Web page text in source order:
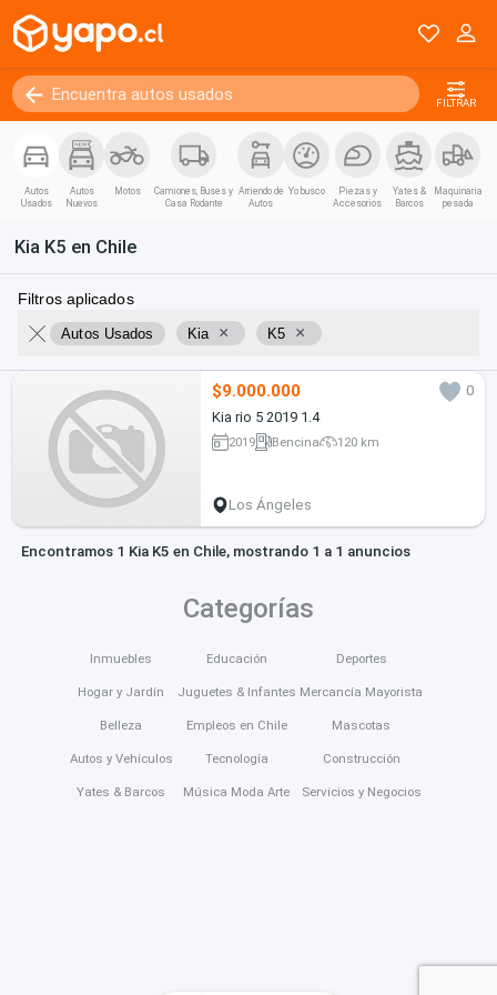
FILTRAR
Autos
Usados
Autos
Nuevos
Motos
Camiones, Buses y
Casa Rodante
Arriendo de
Autos
Yo busco
Piezas y
Accesorios
Yates &
Barcos
Maquinaria
pesada
Kia K5 en Chile
Filtros aplicados
Autos Usados Kia × K5 ×
$9.000.000
0
Kia rio 5 2019 1.4
2019 Bencina 120 km
Los Ángeles
Encontramos 1 Kia K5 en Chile, mostrando 1 a 1 anuncios
Categorías
Inmuebles
Hogar y Jardín
Belleza
Autos y Vehículos
Yates & Barcos
Educación
Juguetes & Infantes
Empleos en Chile
Tecnología
Música Moda Arte
Deportes
Mercancía Mayorista
Mascotas
Construcción
Servicios y Negocios
Van / Coaster / Busito
Kilómetros